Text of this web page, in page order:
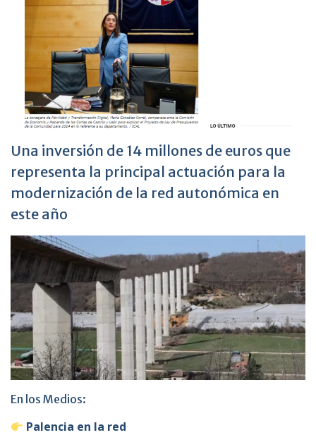
Una inversión de 14 millones de euros que
representa la principal actuación para la
modernización de la red autonómica en
este año
En los Medios:
Palencia en la red